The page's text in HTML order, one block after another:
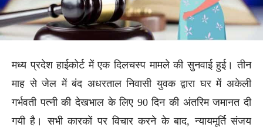
मध्य प्रदेश हाईकोर्ट में एक दिलचस्प मामले की सुनवाई हुई। तीन
माह से जेल में बंद अधरताल निवासी युवक द्वारा घर में अकेली
गर्भवती पत्नी की देखभाल के लिए 90 दिन की अंतरिम जमानत दी
गयी है। सभी कारकों पर विचार करने के बाद, न्यायमूर्ति संजय